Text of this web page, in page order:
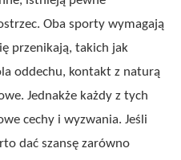
Oba sporty wymagają
przenikają, takich jak
oddechu, kontakt z naturą
Jednakże każdy z tych
cechy i wyzwania. Jeśli
dać szansę zarówno